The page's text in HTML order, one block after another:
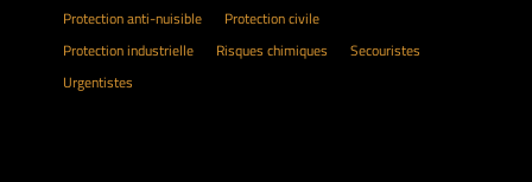
Protection anti-nuisible
Protection civile
Protection industrielle
Risques chimiques
Secouristes
Urgentistes